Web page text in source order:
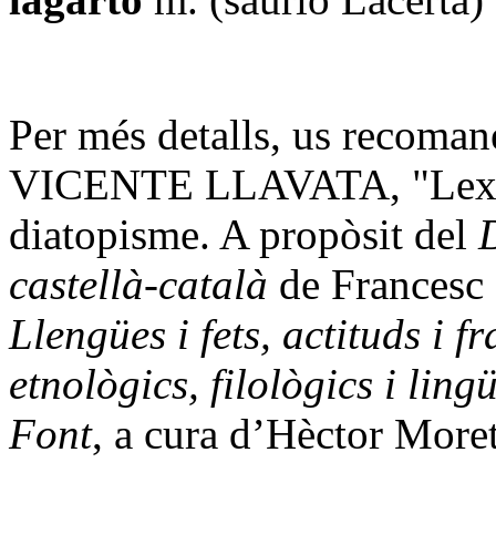
Per més detalls, us
VICENTE LLAVATA,
diatopisme. A propòsit del
castellà-català de
Llengües i fets, actituds i
etnològics, filològics i
Font, a cura d’Hèctor